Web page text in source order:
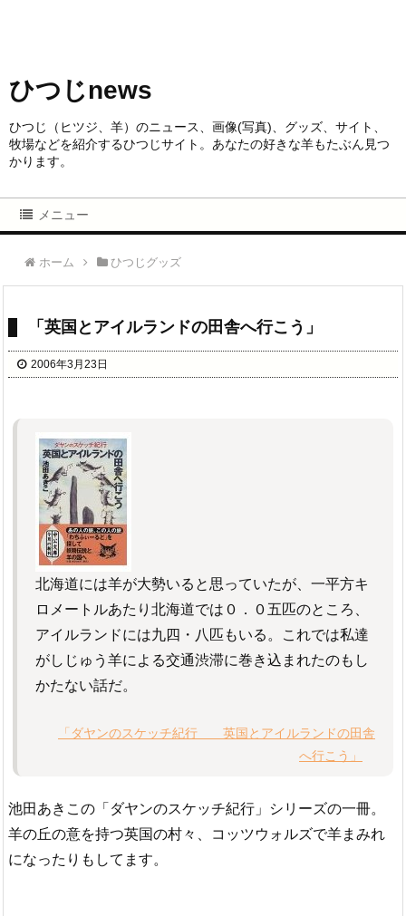
ひつじnews
ひつじ（ヒツジ、羊）のニュース、画像(写真)、グッズ、サイト、
牧場などを紹介するひつじサイト。あなたの好きな羊もたぶん見つ
かります。
メニュー
ホーム ひつじグッズ
「英国とアイルランドの田舎へ行こう」
2006年3月23日
北海道には羊が大勢いると思っていたが、一平方キ
ロメートルあたり北海道では０．０五匹のところ、
アイルランドには九四・八匹もいる。これでは私達
がしじゅう羊による交通渋滞に巻き込まれたのもし
かたない話だ。
「ダヤンのスケッチ紀行 英国とアイルランドの田舎
へ行こう」
池田あきこの「ダヤンのスケッチ紀行」シリーズの一冊。
羊の丘の意を持つ英国の村々、コッツウォルズで羊まみれ
になったりもしてます。